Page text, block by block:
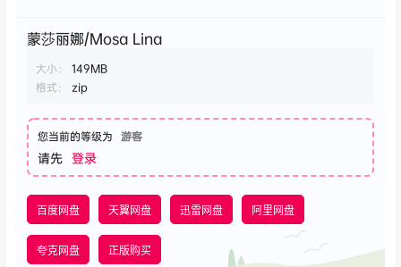
蒙莎丽娜/Mosa Lina
大小：
149MB
格式：
zip
您当前的等级为 游客
请先 登录
百度网盘 天翼网盘 迅雷网盘 阿里网盘
夸克网盘 正版购买